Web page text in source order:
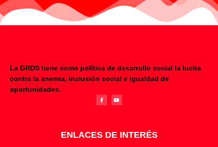
La GRDS tiene como política de desarrollo social la lucha
contra la anemia, inclusión social e igualdad de
oportunidades.
c
e
b
f
u
t
u
ENLACES DE INTERÉS